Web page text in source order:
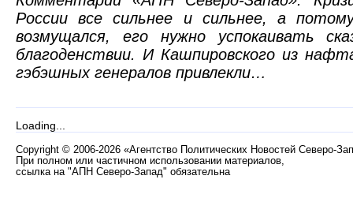
России все сильнее и сильнее, а
возмущался, его нужно успокаивать
благоденствии. И Кашпировского из
гэбэшных генералов привлекли…
Loading...
Copyright © 2006-2026 «Агентство Политических Новостей Северо-
При полном или частичном использовании материалов,
ссылка на "АПН Северо-Запад" обязательна